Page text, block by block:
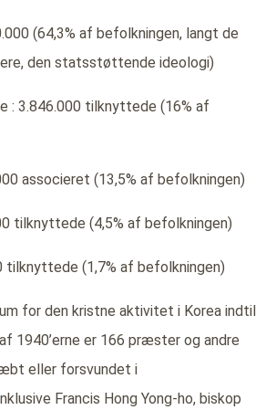
(64,3% af befolkningen, langt de
den statsstøttende ideologi)
: 3.846.000 tilknyttede (16% af
associeret (13,5% af befolkningen)
tilknyttede (4,5% af befolkningen)
tilknyttede (1,7% af befolkningen)
for den kristne aktivitet i Korea indtil
1940’erne er 166 præster og andre
eller forsvundet i
Francis Hong Yong-ho, biskop